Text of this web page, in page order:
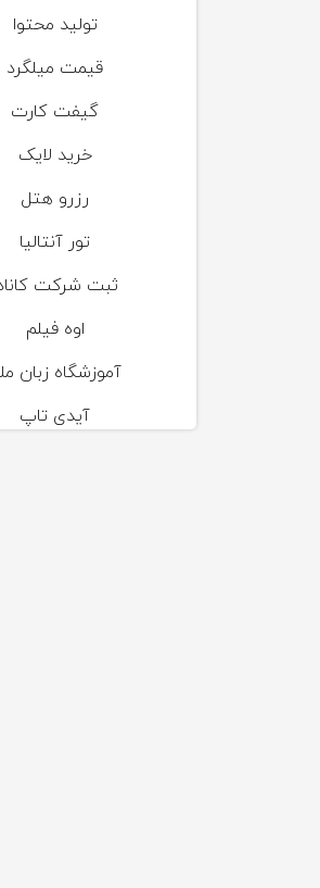
تولید محتوا
قیمت میلگرد
گیفت کارت
خرید لایک
رزرو هتل
تور آنتالیا
ثبت شرکت
اوه فیلم
آموزشگاه زبان
آیدی تاپ